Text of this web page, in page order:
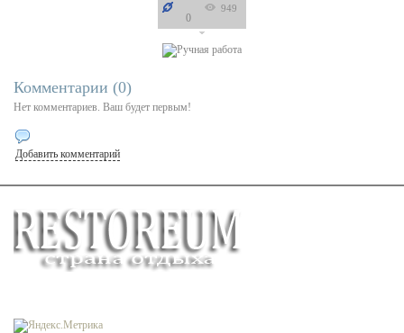
0
949
Комментарии (0)
Нет комментариев. Ваш будет первым!
Добавить комментарий